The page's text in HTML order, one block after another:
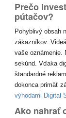
Prečo
pútačov?
Pohyblivý obsah
zákazníkov.
vaše oznámenie.
sekúnd. Vďaka
štandardné
dokonca primäť
výhodami Digital
Ako nahrať